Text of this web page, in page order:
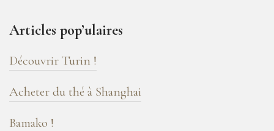
de
blog
!
Articles pop’ulaires
Découvrir Turin !
Acheter du thé à Shanghai
Bamako !